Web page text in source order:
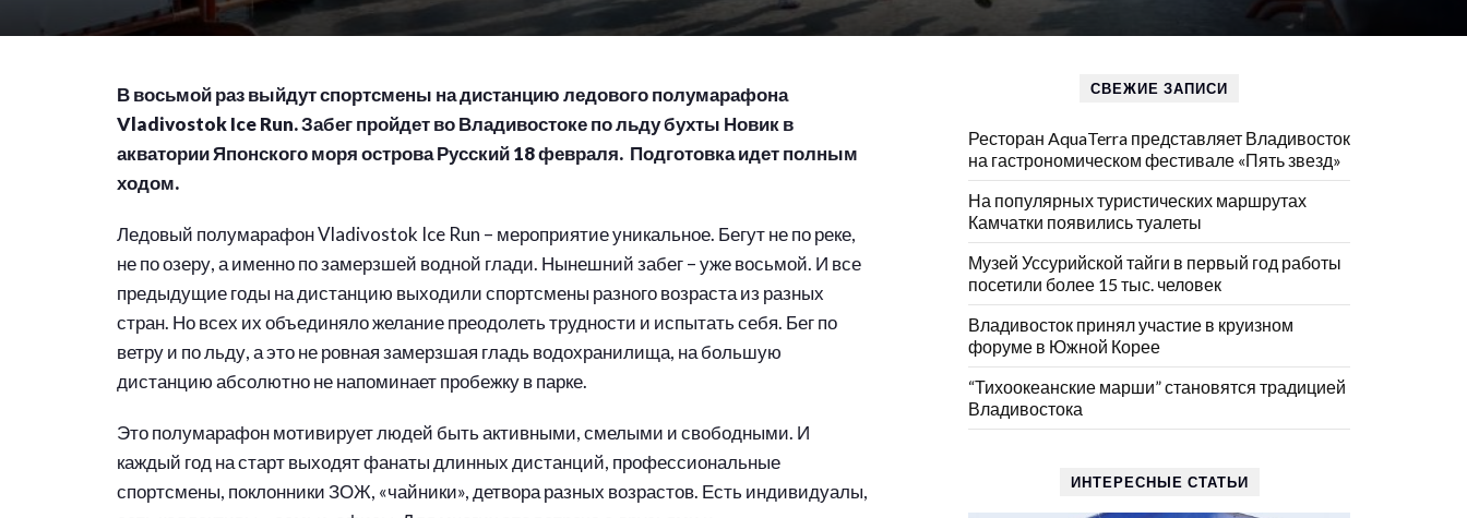
В восьмой раз выйдут спортсмены на дистанцию ледового полумарафона
Vladivostok Ice Run. Забег пройдет во Владивостоке по льду бухты Новик в
акватории Японского моря острова Русский 18 февраля. Подготовка идет полным
ходом.
Ледовый полумарафон Vladivostok Ice Run – мероприятие уникальное. Бегут не по реке,
не по озеру, а именно по замерзшей водной глади. Нынешний забег – уже восьмой. И все
предыдущие годы на дистанцию выходили спортсмены разного возраста из разных
стран. Но всех их объединяло желание преодолеть трудности и испытать себя. Бег по
ветру и по льду, а это не ровная замерзшая гладь водохранилища, на большую
дистанцию абсолютно не напоминает пробежку в парке.
Это полумарафон мотивирует людей быть активными, смелыми и свободными. И
каждый год на старт выходят фанаты длинных дистанций, профессиональные
спортсмены, поклонники ЗОЖ, «чайники», детвора разных возрастов. Есть индивидуалы,
СВЕЖИЕ ЗАПИСИ
Ресторан AquaTerra представляет Владивосток
на гастрономическом фестивале «Пять звезд»
На популярных туристических маршрутах
Камчатки появились туалеты
Музей Уссурийской тайги в первый год работы
посетили более 15 тыс. человек
Владивосток принял участие в круизном
форуме в Южной Корее
“Тихоокеанские марши” становятся традицией
Владивостока
ИНТЕРЕСНЫЕ СТАТЬИ